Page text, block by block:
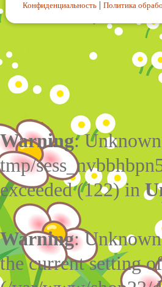
Конфиденциальность Политика
Warning:
tmp/
exceeded (122) in
Warning:
the current setting